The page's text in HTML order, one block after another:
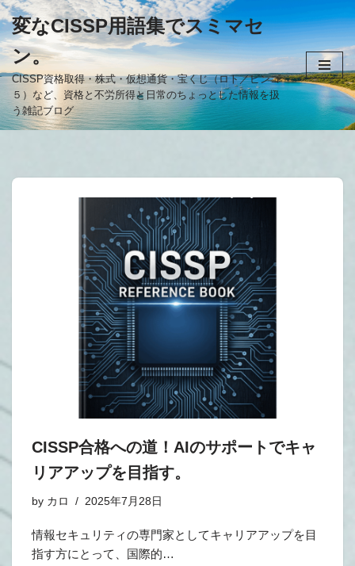
コ
ン
テ
ン
ツ
キ
変なCISSP用語集でスミマセ
ン。
CISSP資格取得・株式・仮想通貨・宝くじ（ロト／ビンゴ
５）など、資格と不労所得と日常のちょっとした情報を扱
う雑記ブログ
CISSP合格への道！AIのサポートでキャ
リアアップを目指す。
by カロ 2025年7月28日
情報セキュリティの専門家としてキャリアアップを目
指す方にとって、国際的…